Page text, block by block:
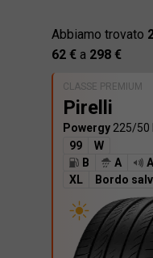
Abbiamo trovato
62 € a 298 €
CLASSE PREMIUM
Pirelli
Powergy 225/50
99
W
B
A
XL
Bordo